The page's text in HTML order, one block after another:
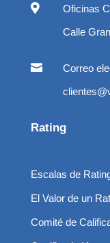

Oficinas
Calle

Correo
Rating
Escalas de
El Valor de un
Comité de